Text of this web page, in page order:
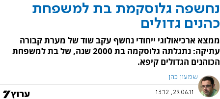
נחשפה גלוסקמת בת למשפחת
כהנים גדולים
ממצא ארכיאולוגי ייחודי נחשף עקב שוד של מערת קבורה
עתיקה: נתגלתה גלוסקמה בת 2000 שנה, של בת למשפחת
הכוהנים הגדולים קיפא.
שמעון כהן
29.06.11, 13:12